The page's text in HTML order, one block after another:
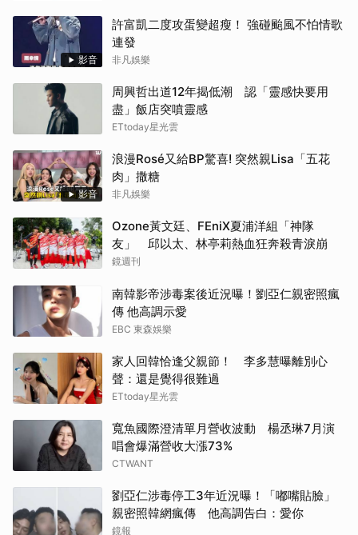
影音
許富凱二度攻蛋變超瘦！ 強碰颱風不怕情歌
連發
非凡娛樂
周興哲出道12年揭低潮 認「靈感快要用
盡」飯店突噴靈感
ETtoday星光雲
影音
浪漫Rosé又給BP驚喜! 突然親Lisa「五花
肉」撒糖
非凡娛樂
Ozone黃文廷、FEniX夏浦洋組「神隊
友」 邱以太、林亭莉熱血狂奔殺青淚崩
鏡週刊
南韓影帝涉毒案後近況曝！劉亞仁親密照瘋
傳 他高調示愛
EBC 東森娛樂
家人回韓恰逢父親節！ 李多慧曝離別心
聲：還是覺得很難過
ETtoday星光雲
寬魚國際澄清單月營收波動 楊丞琳7月演
唱會爆滿營收大漲73%
CTWANT
劉亞仁涉毒停工3年近況曝！「嘟嘴貼臉」
親密照韓網瘋傳 他高調告白：愛你
鏡報